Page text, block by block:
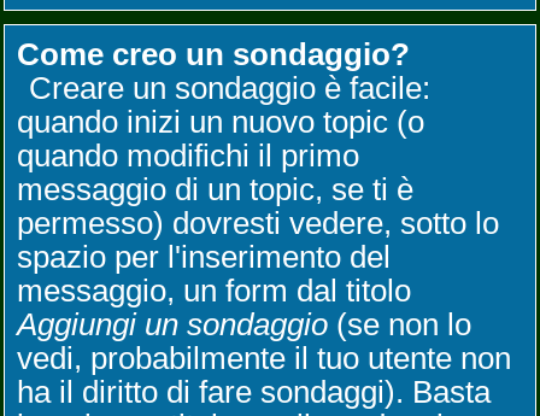
Come creo un sondaggio?
Creare un sondaggio è facile:
quando inizi un nuovo topic (o
quando modifichi il primo
messaggio di un topic, se ti è
permesso) dovresti vedere, sotto lo
spazio per l'inserimento del
messaggio, un form dal titolo
Aggiungi un sondaggio (se non lo
vedi, probabilmente il tuo utente non
ha il diritto di fare sondaggi). Basta